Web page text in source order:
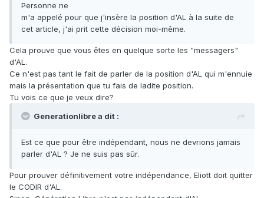
Personne ne
m'a appelé pour que j'insère la position d'AL à la suite de
cet article, j'ai prit cette décision moi-même.
Cela prouve que vous êtes en quelque sorte les "messagers"
d'AL.
Ce n'est pas tant le fait de parler de la position d'AL qui m'ennuie
mais la présentation que tu fais de ladite position.
Tu vois ce que je veux dire?
Generationlibre a dit :
Est ce que pour être indépendant, nous ne devrions jamais
parler d'AL ? Je ne suis pas sûr.
Pour prouver définitivement votre indépendance, Eliott doit quitter
le CODIR d'AL.